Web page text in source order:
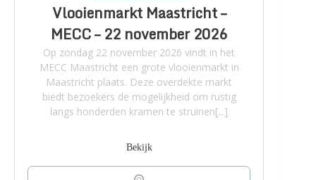
Vlooienmarkt Maastricht –
MECC – 22 november 2026
Op zondag 22 november 2026 vindt in het
MECC Maastricht een grote vlooienmarkt in
Maastricht plaats. Deze overdekte markt
biedt bezoekers de mogelijkheid om rustig
langs honderden kramen te struinen[...]
Bekijk